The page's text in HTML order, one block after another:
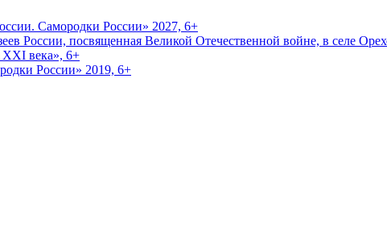
Самородки России» 2027, 6+
России, посвященная Великой Отечественной войне, в селе
XXI века», 6+
России» 2019, 6+